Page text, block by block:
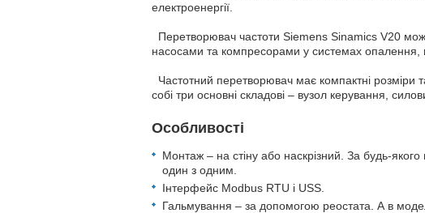
електроенергії.
Перетворювач частоти Siemens Sinamics V20
насосами та компресорами у системах опалення,
Частотний перетворювач має компактні
собі три основні складові – вузол керування,
Особливості
Монтаж – на стіну або наскрізний. За будь-
один з одним.
Інтерфейс Modbus RTU і USS.
Гальмування – за допомогою реостата. А в